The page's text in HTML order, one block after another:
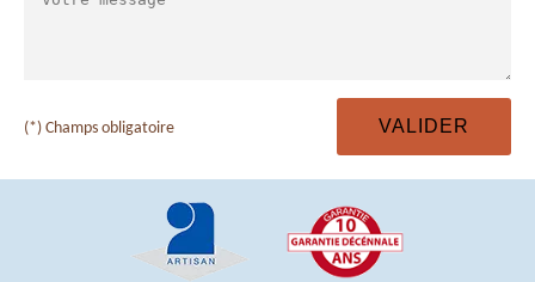
(*) Champs obligatoire